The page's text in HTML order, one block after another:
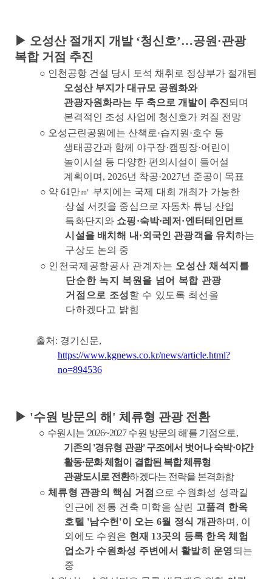
▶ 오성산 절개지 개발 ‘청신호’…공원 ·관광
복합 거점 추진
○ 인천공항 건설 당시 토석 채취로 정상부가 절개된
오성산 부지가 대규모 공원화와
관광자원화라는 두 축으로 개발이 추진되며
본격적인 조성 사업에 청신호가 켜질 전망
○ 오성근린공원에는 산책로·습지원 ·호수 등
생태공간과 함께 야구장·캠핑장·어린이
놀이시설 등 다양한 편의시설이 들어설
계획이며 , 2026년 착공·2027년 준공이 목표
○ 약 61 만㎡ 부지에는 국제 대회 개최가 가능한
상설 서킷을 중심으로 자동차 튜닝 산업
특화단지와 쇼핑·숙박·레저 ·엔터테인먼트
시설을 배치해 내 ·외국인 관광객을 유치하는
구상도 논의 중
○ 인천국제공항공사 관계자는 오성산 채석지를
단순한 녹지 복원을 넘어 복합 관광
거점으로 조성할 수 있도록 최선을
다하겠다고 밝힘
출처 : 경기신문,
https://www.kgnews.co.kr/news/article.html?
no=894536
▶ '수원 방문의 해 ' 체류형 관광 전환
○ 수원시는'2026~2027수원 방문의 해'를 기점으로,
기존의 '경유형 관광'구조에서 벗어나 숙박·야간
활동·문화 체험이 결합된 복합 체류형
관광도시로 전환하겠다는 전략을 본격화함
○체류형 관광의 핵심 거점 으로 수원화성 성곽길
인근에 전통 건축 미학을 살린 고품격 한옥
호텔 '남수헌 '이 오는 6월 정식 개관하며 , 이
외에도 수원은 현재 13곳의 등록 한옥 체험
업소가 수원화성 주변에서 활발히 운영 되는
중